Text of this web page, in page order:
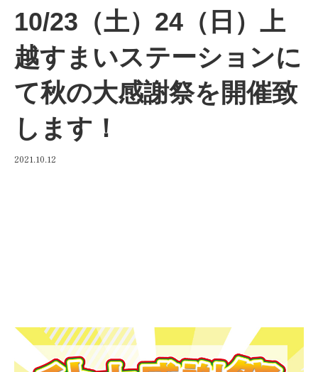
10/23（土）24（日）上
越すまいステーションに
て秋の大感謝祭を開催致
します！
2021.10.12